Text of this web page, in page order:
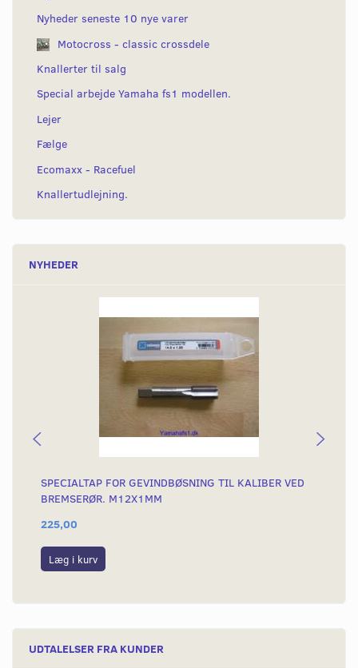
Nyheder seneste 10 nye varer
Motocross - classic crossdele
Knallerter til salg
Special arbejde Yamaha fs1 modellen.
Lejer
Fælge
Ecomaxx - Racefuel
Knallertudlejning.
NYHEDER
SPECIALTAP FOR GEVINDBØSNING TIL KALIBER VED
BREMSERØR. M12X1MM
225,00
Læg i kurv
UDTALELSER FRA KUNDER